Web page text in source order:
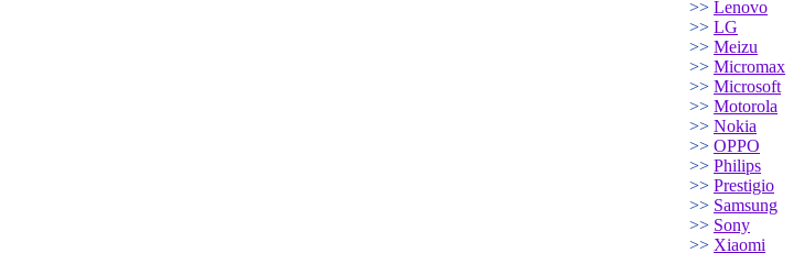
>> Lenovo
>> LG
>> Meizu
>> Micromax
>> Microsoft
>> Motorola
>> Nokia
>> OPPO
>> Philips
>> Prestigio
>> Samsung
>> Sony
>> Xiaomi